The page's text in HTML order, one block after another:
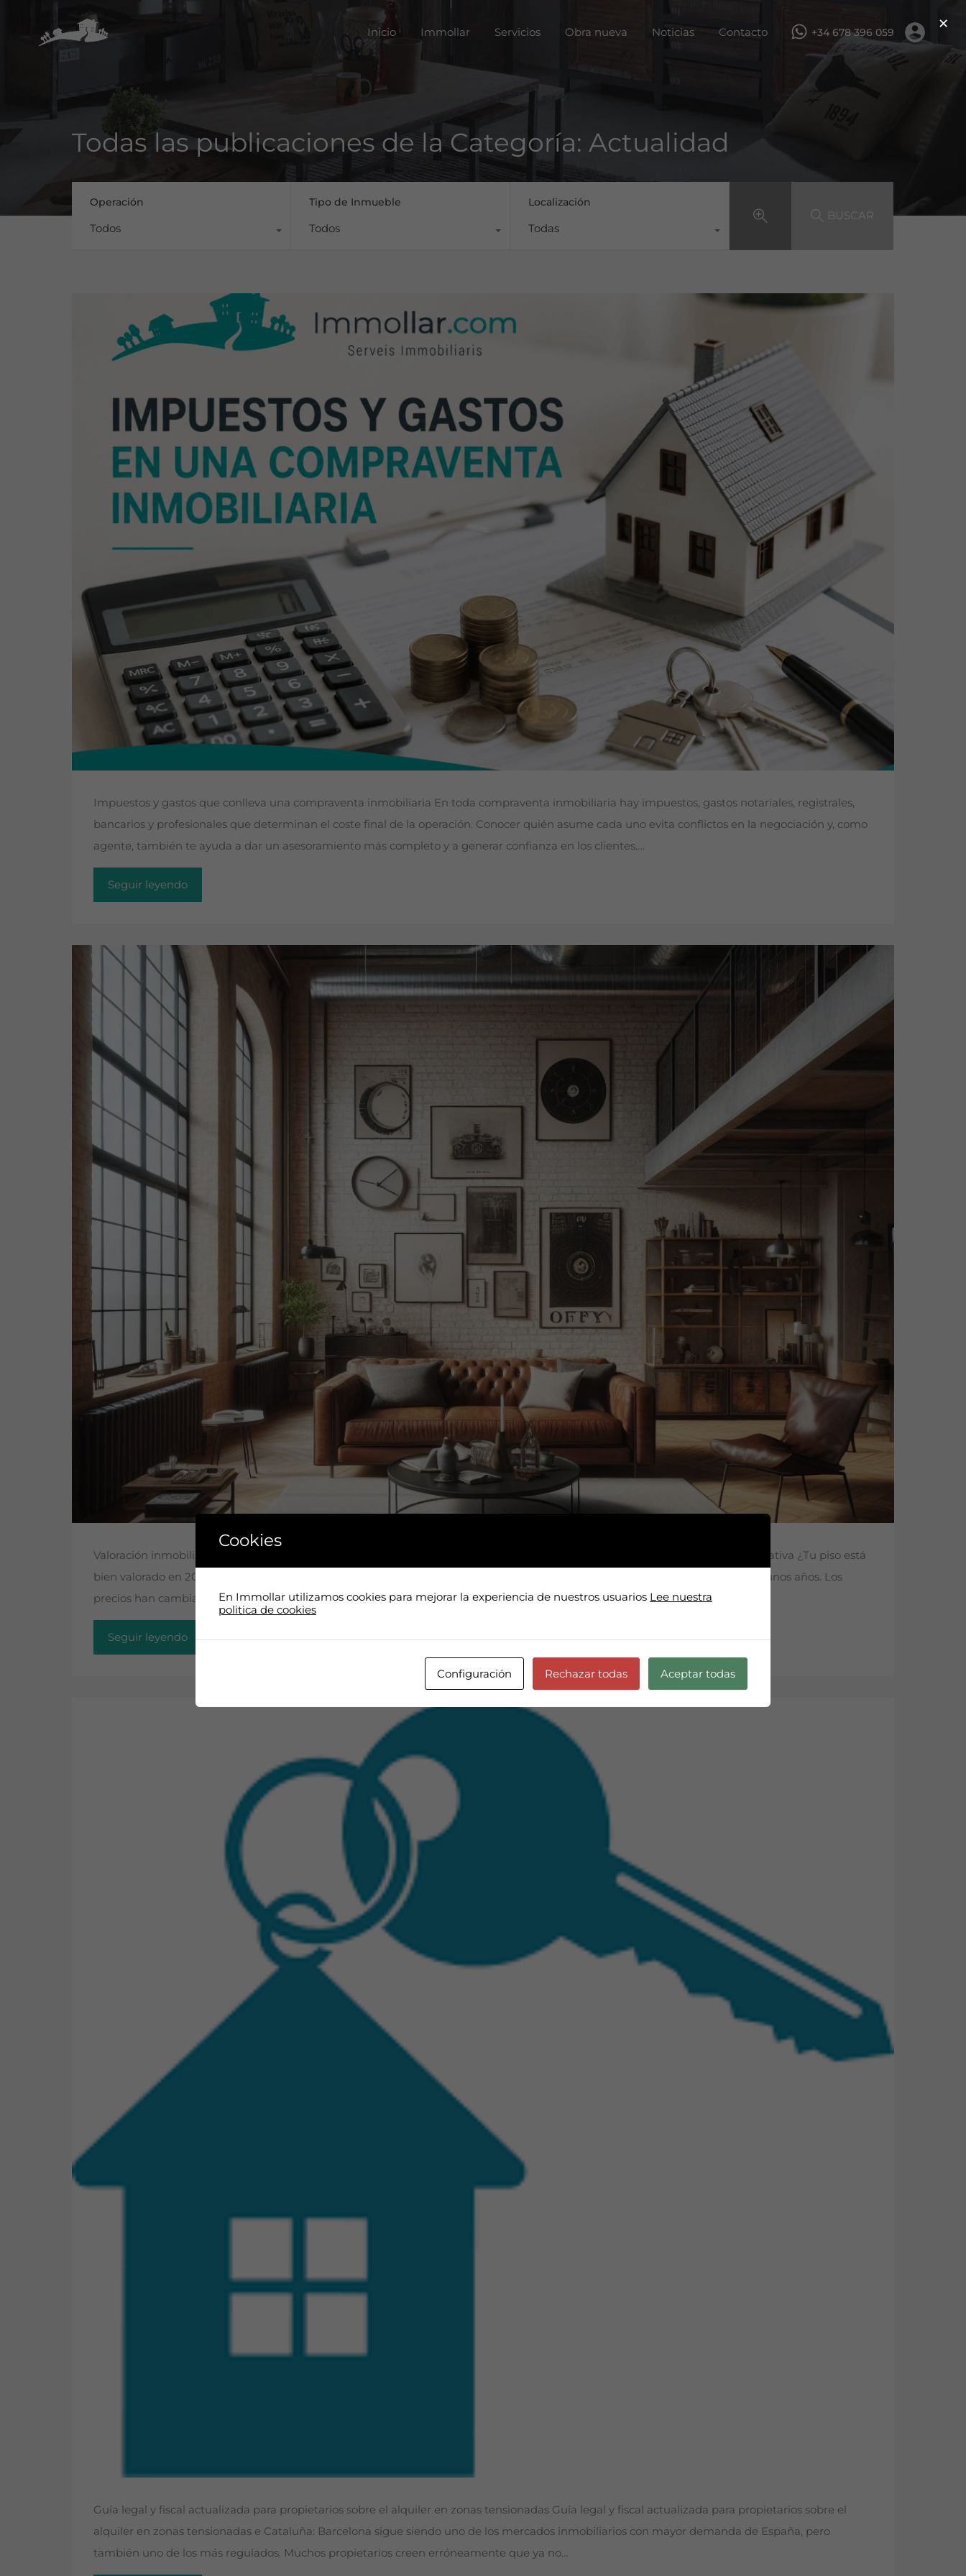
Inicio Servicios Obra nueva Noticias Contacto
Inicio Immollar Servicios Obra nueva Noticias Contacto +34 678 396 059
Todas las publicaciones de la Categoría: Actualidad
Operación
Todos
Tipo de Inmueble
Todos
Localización
Todas
BUSCAR
Impuestos y gastos que conlleva una compraventa inmobiliaria En toda compraventa inmobiliaria hay impuestos, gastos notariales, registrales,
bancarios y profesionales que determinan el coste final de la operación. Conocer quién asume cada uno evita conflictos en la negociación y, como
agente, también te ayuda a dar un asesoramiento más completo y a generar confianza en los clientes….
Seguir leyendo
Valoración inmobiliaria en Barcelona Muchos propietarios toman decisiones con precios antiguos o con miedo a la nueva normativa ¿Tu piso está
bien valorado en 2026? El mercado inmobiliario de Barcelona sigue siendo muy activo, pero también más complejo que hace unos años. Los
precios han cambiado, la demanda es exigente, la normativa del alquiler genera…
Seguir leyendo
Guía legal y fiscal actualizada para propietarios sobre el alquiler en zonas tensionadas Guía legal y fiscal actualizada para propietarios sobre el
alquiler en zonas tensionadas e Cataluña: Barcelona sigue siendo uno de los mercados inmobiliarios con mayor demanda de España, pero
también uno de los más regulados. Muchos propietarios creen erróneamente que ya no…
×
Cookies
En Immollar utilizamos cookies para mejorar la experiencia de nuestros usuarios Lee nuestra
politica de cookies
Configuración Rechazar todas Aceptar todas